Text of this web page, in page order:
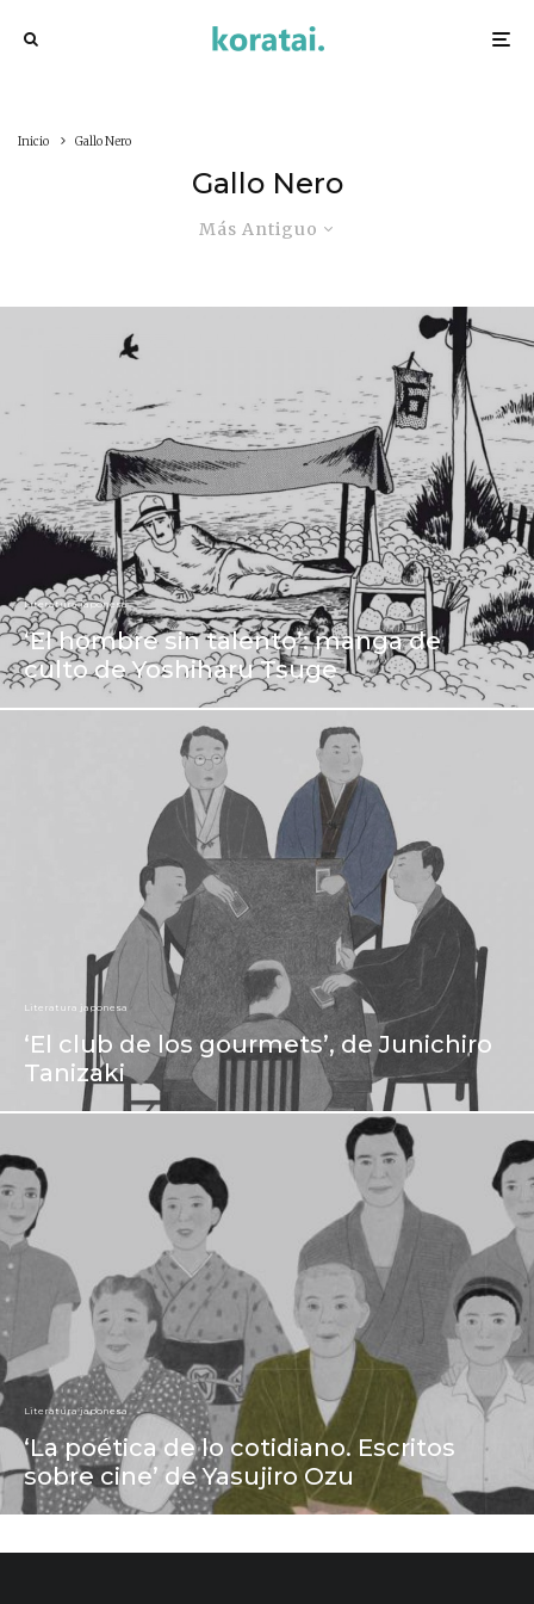
Inicio Gallo Nero
Gallo Nero
Más Antiguo
Literatura japonesa
‘El hombre sin talento’: manga de
culto de Yoshiharu Tsuge
Literatura japonesa
‘El club de los gourmets’, de Junichiro
Tanizaki
Literatura japonesa
‘La poética de lo cotidiano. Escritos
sobre cine’ de Yasujiro Ozu